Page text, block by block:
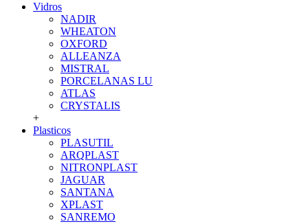
Vidros
NADIR
WHEATON
OXFORD
ALLEANZA
MISTRAL
PORCELANAS LU
ATLAS
CRYSTALIS
+
Plasticos
PLASUTIL
ARQPLAST
NITRONPLAST
JAGUAR
SANTANA
XPLAST
SANREMO